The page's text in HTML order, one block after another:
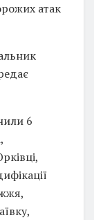
атак
6